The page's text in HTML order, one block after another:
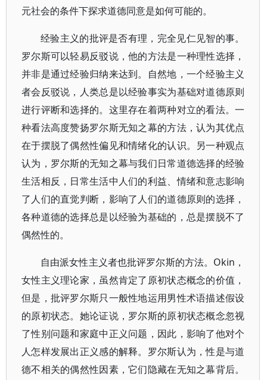
元社会的条件下探求道德同意是如何可能的。
经验主义的批评是否有理，完全见仁见智的事。
罗尔斯可以轻易反驳说，他的方法是一种理性选择，
并非是通过经验归纳来达到。自然地，一个经验主义
者会反驳说，人类总是以经验事实为基础对道德原则
进行评断和选择的。这里存在着两种对立的看法。一
种看法高度赞扬罗尔斯无知之幕的方法，认为其优点
在于摆脱了偶然性偏见和情绪化的认识。另一种观点
认为，罗尔斯的无知之幕与我们日常道德选择的经验
生活相反，日常生活中人们的利益、情绪和意志影响
了人们的直觉判断，影响了人们的道德原则的选择，
各种道德的选择总是以经验为基础的，总是摆脱不了
偶然性的。
自由派女性主义者也批评罗尔斯的方法。Okin，
女性主义理论家，虽然肯定了原初状态概念的价值，
但是，批评罗尔斯只一般性地运用男性术语描述假设
的原初状态。她论证说，罗尔斯的原初状态概念忽视
了性别问题和家庭中正义问题，因此，影响了他对个
人怎样发展出正义感的解释。罗尔斯认为，性是与道
德不相关的偶然性因素，它们隐藏在无知之幕背后。